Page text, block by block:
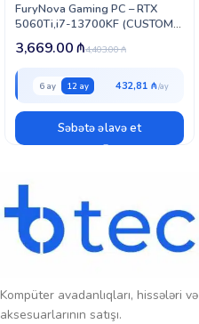
FuryNova Gaming PC – RTX
5060Ti,i7-13700KF (CUSTOM-
PC-060)
4,403.00₼
3,669.00₼
6 ay 12 ay 432,81 ₼
Səbətə əlavə et
Kompüter avadanlıqları, hissələri və
aksesuarlarının satışı.